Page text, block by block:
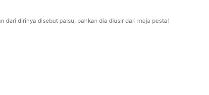
dari dirinya disebut palsu, bahkan dia diusir dari meja pesta!